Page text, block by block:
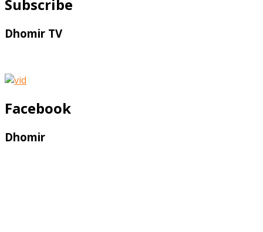
Subscribe
Dhomir TV
Facebook
Dhomir